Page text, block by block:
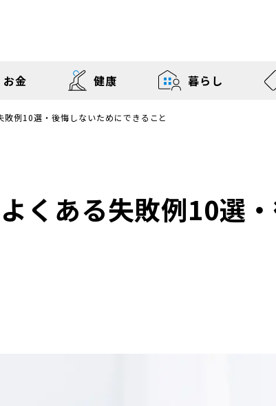
お金 健康 暮らし
敗例10選・後悔しないためにできること
くある失敗例10選